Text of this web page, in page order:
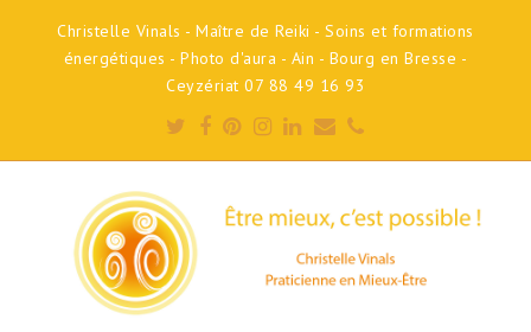
Christelle Vinals - Maître de Reiki - Soins et formations
énergétiques - Photo d'aura - Ain - Bourg en Bresse -
Ceyzériat 07 88 49 16 93
Twitter
Facebook
Pinterest
Instagram
LinkedIn
EmailPhone